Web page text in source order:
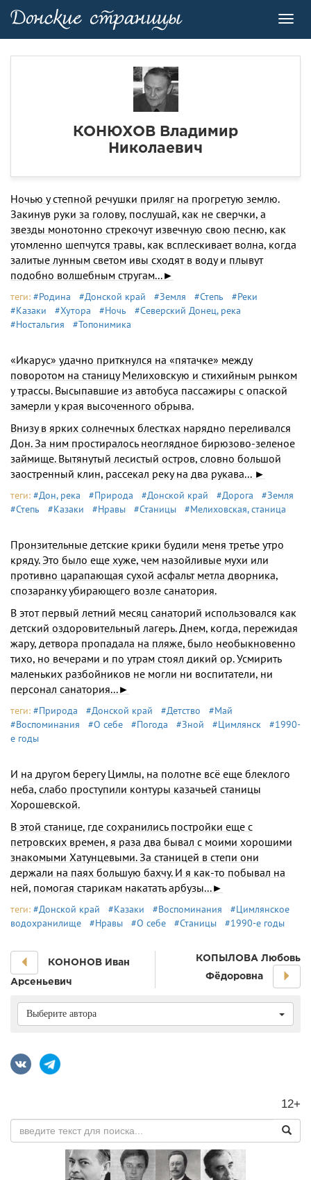
КОНЮХОВ Владимир
Николаевич
Ночью у степной речушки приляг на прогретую землю.
Закинув руки за голову, послушай, как не сверчки, а
звезды монотонно стрекочут извечную свою песню, как
утомленно шепчутся травы, как всплескивает волна, когда
залитые лунным светом ивы сходят в воду и плывут
подобно волшебным стругам...►
теги: #Родина #Донской край #Земля #Степь
#Реки
#Казаки
#Хутора #Ночь
#Северский Донец, река
#Ностальгия
#Топонимика
«Икарус» удачно приткнулся на «пятачке» между
поворотом на станицу Мелиховскую и стихийным рын­ком
у трассы. Высыпавшие из автобуса пассажиры с опаской
замерли у края высоченного обрыва.
Внизу в ярких солнечных блестках нарядно пере­ливался
Дон. За ним простиралось неоглядное бирюзо­во-зеленое
займище. Вытянутый лесистый остров, слов­но большой
заостренный клин, рассекал реку на два рукава... ►
теги: #Дон, река #Природа #Донской край #Дорога
#Земля
#Степь
#Казаки #Нравы #Станицы #Мелиховская, станица
Пронзительные детские крики будили меня третье утро
кряду. Это было еще хуже, чем назойливые мухи или
противно царапающая сухой асфальт метла двор­ника,
спозаранку убирающего возле санатория.
В этот первый летний месяц санаторий использо­вался как
детский оздоровительный лагерь. Днем, ког­да, пережидая
жару, детвора пропадала на пляже, было необыкновенно
тихо, но вечерами и по утрам стоял дикий ор. Усмирить
маленьких разбойников не могли ни воспитатели, ни
персонал санатория...►
теги: #Природа #Донской край #Детство
#Май
#Воспоминания
#О себе #Погода #Зной #Цимлянск
#1990-
е годы
И на другом берегу Цимлы, на полотне всё еще блеклого
неба, слабо проступи­ли контуры казачьей станицы
Хорошевской.
В этой станице, где сохранились постройки еще с
петровских времен, я раза два бывал с моими хороши­ми
знакомыми Хатунцевыми. За станицей в степи они
держали на паях большую бахчу. И я как-то побывал на
ней, помогая старикам накатать арбузы...►
теги: #Донской край #Казаки #Воспоминания
#Цимлянское
водохранилище
#Нравы #О себе #Станицы #1990-е годы
КОНОНОВ Иван
Арсеньевич
КОПЫЛОВА Любовь
Фёдоровна
Выберите автора
12+